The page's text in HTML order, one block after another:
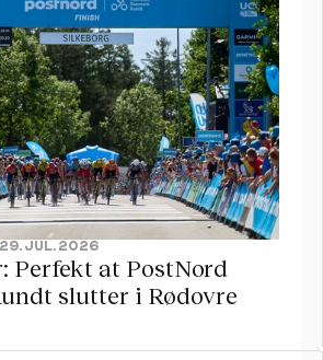
29. JUL. 2026
Perfekt at PostNord
slutter i Rødovre